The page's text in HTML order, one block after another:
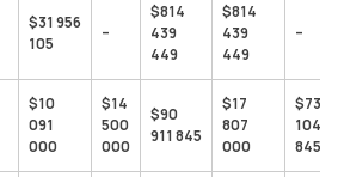
$31 956
105
–
$814
439
449
$814
439
449
–
$10
091
000
$14
500
000
$90
911 845
$17
807
000
$73
104
845